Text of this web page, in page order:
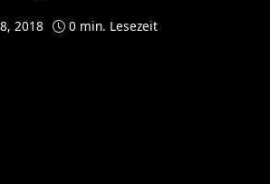
2018 0 min. Lesezeit